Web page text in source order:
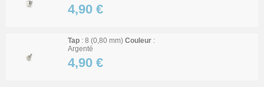
4,90 €
Tap : 8 (0,80 mm) Couleur :
Argenté
4,90 €